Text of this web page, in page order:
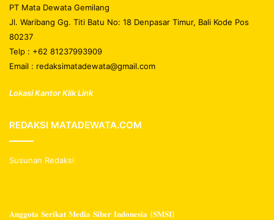
PT Mata Dewata Gemilang
Jl. Waribang Gg. Titi Batu No: 18 Denpasar Timur, Bali Kode Pos
80237
Telp : +62 81237993909
Email : redaksimatadewata@gmail.com
Lokasi Kantor Klik Link
REDAKSI MATADEWATA.COM
Susunan Redaksi
𝐀𝐧𝐠𝐠𝐨𝐭𝐚 𝐒𝐞𝐫𝐢𝐤𝐚𝐭 𝐌𝐞𝐝𝐢𝐚 𝐒𝐢𝐛𝐞𝐫 𝐈𝐧𝐝𝐨𝐧𝐞𝐬𝐢𝐚 (𝐒𝐌𝐒𝐈)